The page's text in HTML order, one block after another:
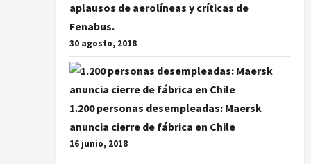
aplausos de aerolíneas y críticas de
Fenabus.
30 agosto, 2018
1.200 personas desempleadas: Maersk
anuncia cierre de fábrica en Chile
16 junio, 2018